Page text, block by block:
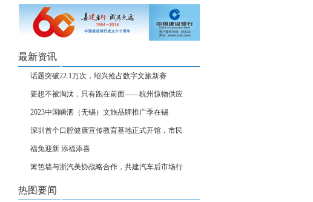
最新资讯
话题突破22.1万次，绍兴抢占数字文旅新赛
要想不被淘汰，只有跑在前面——杭州惊物供应
2023中国嵊泗（无锡）文旅品牌推广季在锡
深圳首个口腔健康宣传教育基地正式开馆，市民
福兔迎新 添福添喜
篱笆墙与浙汽美协战略合作，共建汽车后市场行
热图要闻